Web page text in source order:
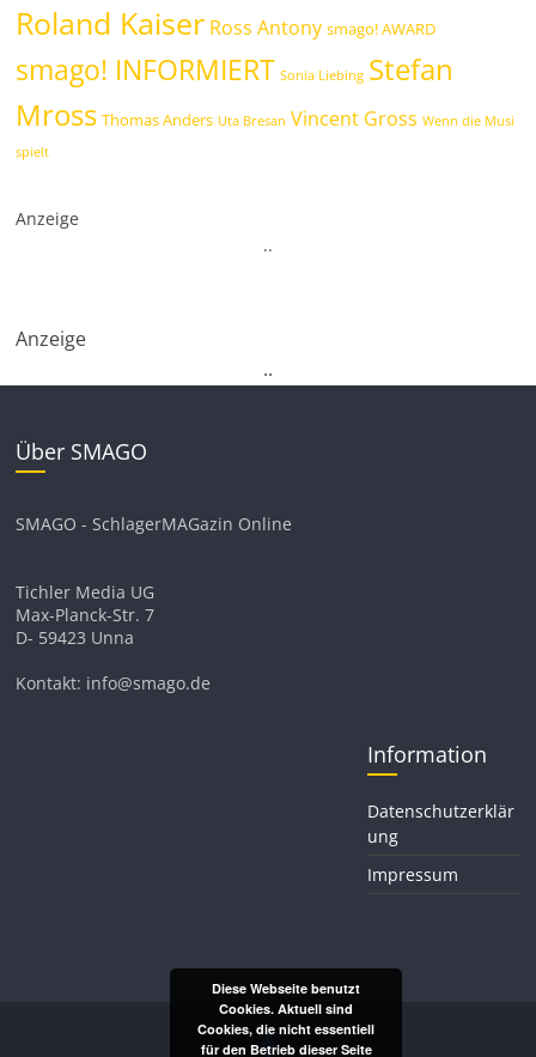
Roland Kaiser Ross Antony smago! AWARD
smago! INFORMIERT Sonia Liebing Stefan
Mross Thomas Anders Uta Bresan Vincent Gross Wenn die Musi
spielt
Anzeige
..
Anzeige
..
Über SMAGO
SMAGO - SchlagerMAGazin Online
Tichler Media UG
Max-Planck-Str. 7
D- 59423 Unna
Kontakt: info@smago.de
Information
Datenschutzerklär
ung
Impressum
Diese Webseite benutzt
Cookies. Aktuell sind
Cookies, die nicht essentiell
für den Betrieb dieser Seite